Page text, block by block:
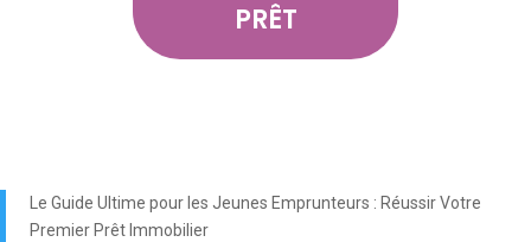
PRÊT
Le Guide Ultime pour les Jeunes Emprunteurs : Réussir Votre
Premier Prêt Immobilier